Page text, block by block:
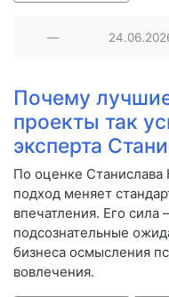
—
Почему
проекты так
эксперта
По оценке
подход меняет
впечатления. Его сила
подсознательные
бизнеса осмысления
вовлечения.